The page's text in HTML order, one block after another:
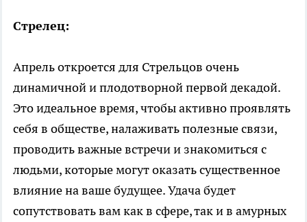
Стрелец:
Апрель откроется для Стрельцов очень
динамичной и плодотворной первой декадой.
Это идеальное время, чтобы активно проявлять
себя в обществе, налаживать полезные связи,
проводить важные встречи и знакомиться с
людьми, которые могут оказать существенное
влияние на ваше будущее. Удача будет
сопутствовать вам как в сфере, так и в амурных